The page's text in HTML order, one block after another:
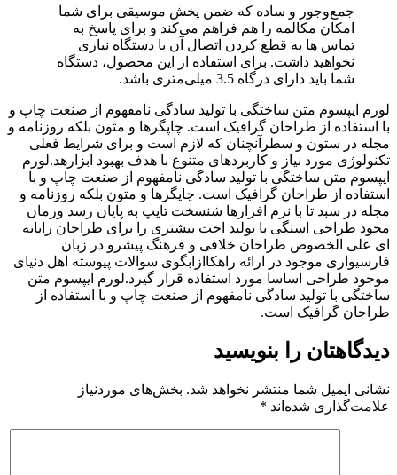
جمع‌و‌جور و ساده که ضمن پخش موسیقی برای شما
امکان مکالمه را هم فراهم می‌کند و برای پاسخ به
تماس ‌ها به قطع کردن اتصال آن با دستگاه نیازی
نخواهید داشت. برای استفاده از این محصول، دستگاه
شما باید دارای درگاه 3.5 میلی‌متری باشد.
لورم ایپسوم متن ساختگی با تولید سادگی نامفهوم از صنعت چاپ و
با استفاده از طراحان گرافیک است. چاپگرها و متون بلکه روزنامه و
مجله در ستون و سطرآنچنان که لازم است و برای شرایط فعلی
تکنولوژی مورد نیاز و کاربردهای متنوع با هدف بهبود ابزارهد.لورم
ایپسوم متن ساختگی با تولید سادگی نامفهوم از صنعت چاپ و با
استفاده از طراحان گرافیک است. چاپگرها و متون بلکه روزنامه و
مجله در سبد تا با نرم افزارها شنسخت تایپ به پایان رسد وزمان
مجود طراحی استگی با تولید اخت بیشتری را برای طراحان رایانه
ای علی الخصوص طراحان خلاقی و فرهنگ پیشرو در زبان
فارسیواری موجود در ارائه راهکاازابگوی سوالات پیوسته اهل دنیای
موجود طراحی اساسا مورد استفاده قرار گیرد.لورم ایپسوم متن
ساختگی با تولید سادگی نامفهوم از صنعت چاپ و با استفاده از
طراحان گرافیک است.
دیدگاهتان را بنویسید
نشانی ایمیل شما منتشر نخواهد شد. بخش‌های موردنیاز
علامت‌گذاری شده‌اند *